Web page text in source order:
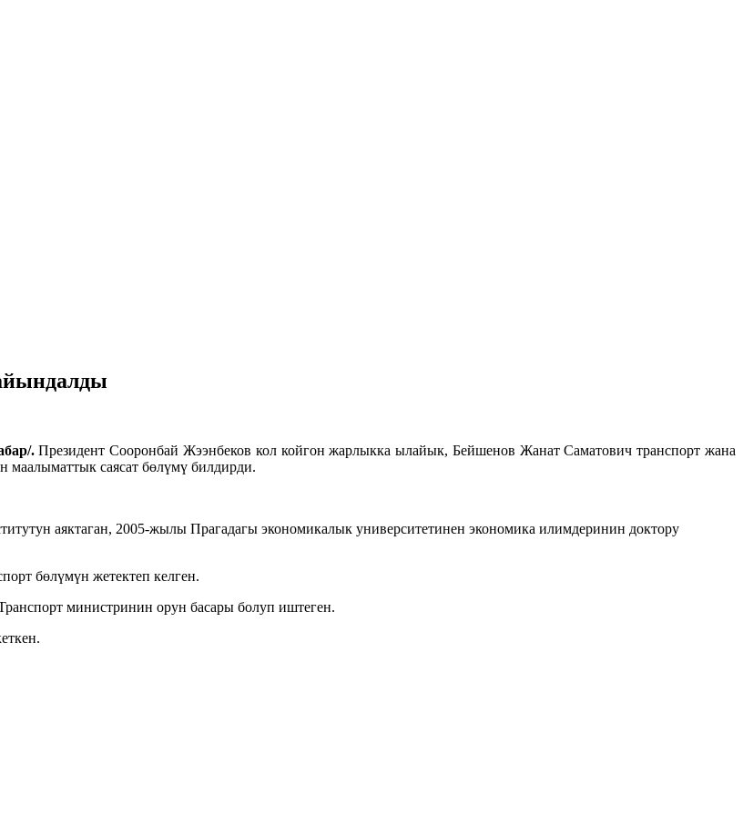
.Президент Сооронбай Жээнбеков кол койгон жарлыкка ылайык, Бейшенов Жанат Саматович транспорт жана
маалыматтык саясат бөлүмү билдирди.
аяктаган, 2005-жылы Прагадагы экономикалык университетинен экономика илимдеринин доктору
бөлүмүн жетектеп келген.
министринин орун басары болуп иштеген.